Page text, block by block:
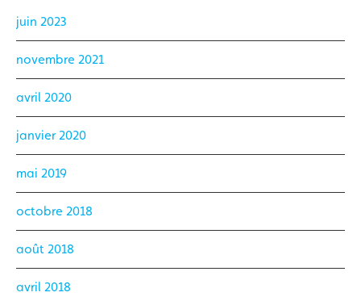
juin 2023
novembre 2021
avril 2020
janvier 2020
mai 2019
octobre 2018
août 2018
avril 2018